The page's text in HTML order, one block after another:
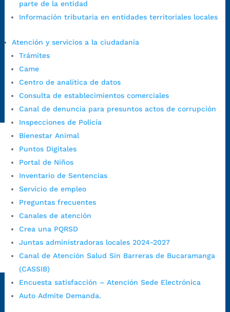
parte de la entidad
Información tributaria en entidades territoriales locales
Atención y servicios a la ciudadanía
Trámites
Came
Centro de analítica de datos
Consulta de establecimientos comerciales
Canal de denuncia para presuntos actos de corrupción
Inspecciones de Policía
Bienestar Animal
Puntos Digitales
Portal de Niños
Inventario de Sentencias
Servicio de empleo
Preguntas frecuentes
Canales de atención
Crea una PQRSD
Juntas administradoras locales 2024-2027
Canal de Atención Salud Sin Barreras de Bucaramanga
(CASSIB)
Encuesta satisfacción – Atención Sede Electrónica
Auto Admite Demanda.
Correo Institucional:
Alcaldía de Bucaramanga
@AlcaldíaBGA
PrensaBucaramanga
Autorización de Tratamiento de Datos Personales |
condiciones de uso|